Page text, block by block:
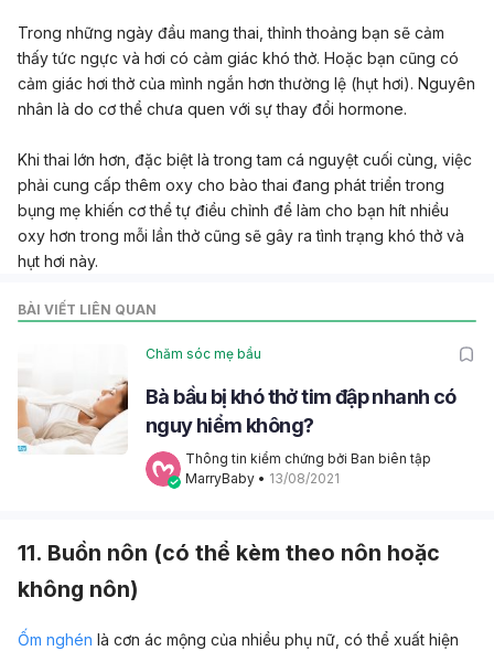
Trong những ngày đầu mang thai, thỉnh thoảng bạn sẽ cảm
thấy tức ngực và hơi có cảm giác khó thở. Hoặc bạn cũng có
cảm giác hơi thở của mình ngắn hơn thường lệ (hụt hơi). Nguyên
nhân là do cơ thể chưa quen với sự thay đổi hormone.
Khi thai lớn hơn, đặc biệt là trong tam cá nguyệt cuối cùng, việc
phải cung cấp thêm oxy cho bào thai đang phát triển trong
bụng mẹ khiến cơ thể tự điều chỉnh để làm cho bạn hít nhiều
oxy hơn trong mỗi lần thở cũng sẽ gây ra tình trạng khó thở và
hụt hơi này.
BÀI VIẾT LIÊN QUAN
Chăm sóc mẹ bầu
Bà bầu bị khó thở tim đập nhanh có
nguy hiểm không?
Thông tin kiểm chứng bởi Ban biên tập
MarryBaby • 13/08/2021
11. Buồn nôn (có thể kèm theo nôn hoặc
không nôn)
Ốm nghén là cơn ác mộng của nhiều phụ nữ, có thể xuất hiện